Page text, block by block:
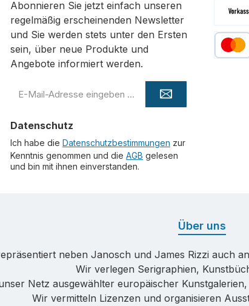
Abonnieren Sie jetzt einfach unseren
regelmäßig erscheinenden Newsletter
und Sie werden stets unter den Ersten
sein, über neue Produkte und
Angebote informiert werden.
Mail-
*
Datenschutz
Ich habe die Datenschutzbestimmungen zur
Kenntnis genommen und die AGB gelesen
und bin mit ihnen einverstanden.
Über uns
neben Janosch und James Rizzi auch
Wir verlegen Serigraphien,
Netz ausgewählter europäischer
Wir vermitteln Lizenzen und organisieren